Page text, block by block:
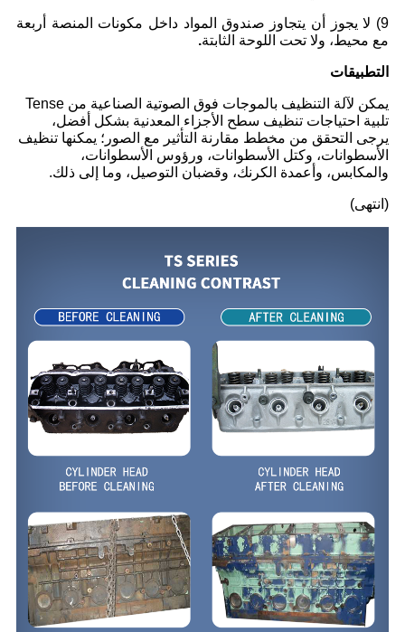
9) لا يجوز أن يتجاوز صندوق المواد داخل مكونات المنصة أربعة
مع محيط، ولا تحت اللوحة الثابتة.
التطبيقات
يمكن لآلة التنظيف بالموجات فوق الصوتية الصناعية من Tense
تلبية احتياجات تنظيف سطح الأجزاء المعدنية بشكل أفضل،
يرجى التحقق من مخطط مقارنة التأثير مع الصور؛ يمكنها تنظيف
الأسطوانات، وكتل الأسطوانات، ورؤوس الأسطوانات،
والمكابس، وأعمدة الكرنك، وقضبان التوصيل، وما إلى ذلك.
(انتهى)